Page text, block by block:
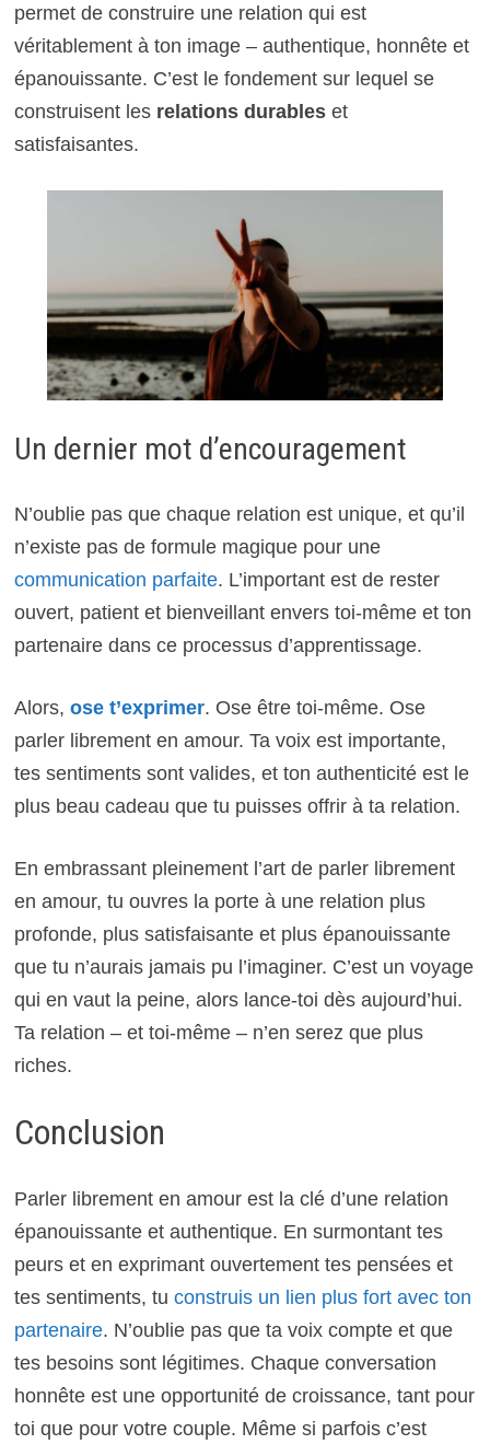
permet de construire une relation qui est
véritablement à ton image – authentique, honnête et
épanouissante. C’est le fondement sur lequel se
construisent les relations durableset
satisfaisantes.
Un dernier mot d’encouragement
N’oublie pas que chaque relation est unique, et qu’il
n’existe pas de formule magique pour une
communication parfaite. L’important est de rester
ouvert, patient et bienveillant envers toi-même et ton
partenaire dans ce processus d’apprentissage.
Alors, ose t’exprimer. Ose être toi-même. Ose
parler librement en amour. Ta voix est importante,
tes sentiments sont valides, et ton authenticité est le
plus beau cadeau que tu puisses offrir à ta relation.
En embrassant pleinement l’art de parler librement
en amour, tu ouvres la porte à une relation plus
profonde, plus satisfaisante et plus épanouissante
que tu n’aurais jamais pu l’imaginer. C’est un voyage
qui en vaut la peine, alors lance-toi dès aujourd’hui.
Ta relation – et toi-même – n’en serez que plus
riches.
Conclusion
Parler librement en amour est la clé d’une relation
épanouissante et authentique. En surmontant tes
peurs et en exprimant ouvertement tes pensées et
tes sentiments, tu construis un lien plus fort avec ton
partenaire. N’oublie pas que ta voix compte et que
tes besoins sont légitimes. Chaque conversation
honnête est une opportunité de croissance, tant pour
toi que pour votre couple. Même si parfois c’est